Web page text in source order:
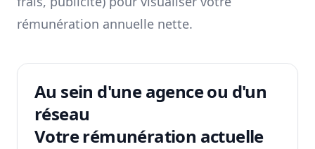
rémunération annuelle nette.
Au sein d'une agence ou d'un
réseau
Votre rémunération actuelle